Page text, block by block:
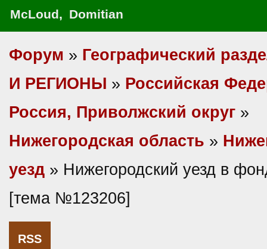
McLoud, Domitian
Форум » Географический
И РЕГИОНЫ » Российская
Россия, Приволжский округ »
Нижегородская область »
уезд » Нижегородский уезд в
[тема №123206]
RSS